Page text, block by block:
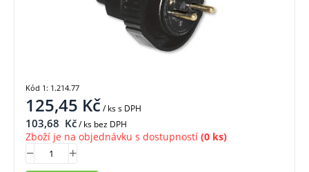
125,45 Kč/ kss DPH
103,68 Kč/ ks bez DPH
Zboží je na objednávku s dostupností (0 ks)
Kód 1: 1.214.77